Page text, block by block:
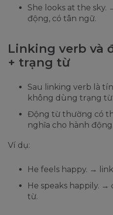
She looks at the
động, có tân ngữ.
Linking verb và
+ trạng từ
Sau linking verb là
không dùng trạng từ.
Động từ thường có
nghĩa cho hành động.
Ví dụ:
He feels happy. →
He speaks happily.
từ.